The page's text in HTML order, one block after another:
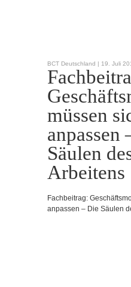
BCT Deutschland | 19. Juli
müssen
anpassen
Säulen
Arbeitens
Fachbeitrag:
anpassen – Die Säulen